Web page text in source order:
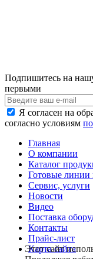
Подпишитесь на
первыми
Я согласен на
согласно условиям
Главная
О компании
Каталог
Готовые линии
Сервис, услуги
Новости
Видео
Поставка
Контакты
Прайс-лист
Карта сайта
Этот сайт